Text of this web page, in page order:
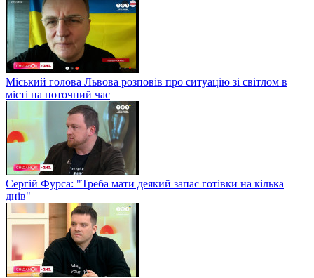
Міський голова Львова розповів про ситуацію зі світлом в
місті на поточний час
Сергій Фурса: "Треба мати деякий запас готівки на кілька
днів"